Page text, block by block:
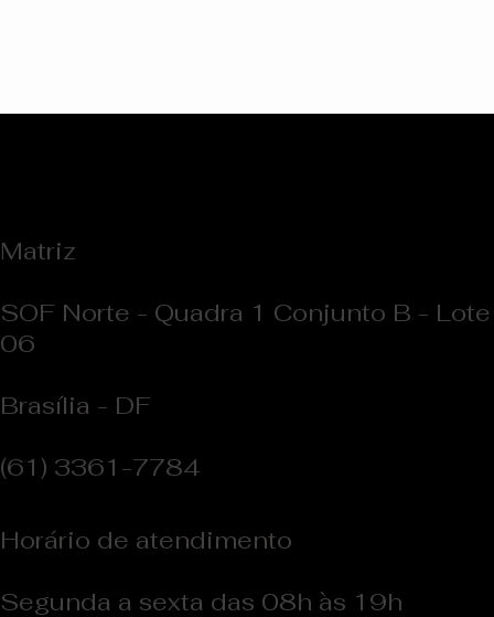
Matriz
SOF Norte - Quadra 1 Conjunto B - Lote
06
Brasília - DF
(61) 3361-7784
Horário de atendimento
Segunda a sexta das 08h às 19h